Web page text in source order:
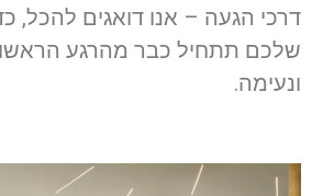
דרכי הגעה – אנו דואגים להכל,
שלכם תתחיל כבר מהרגע
ונעימה.